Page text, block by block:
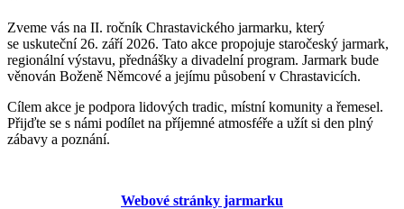
Zveme vás na II. ročník Chrastavického jarmarku, který
se uskuteční 26. září 2026. Tato akce propojuje staročeský jarmark,
regionální výstavu, přednášky a divadelní program. Jarmark bude
věnován Boženě Němcové a jejímu působení v Chrastavicích.
Cílem akce je podpora lidových tradic, místní komunity a řemesel.
Přijďte se s námi podílet na příjemné atmosféře a užít si den plný
zábavy a poznání.
Webové stránky jarmarku